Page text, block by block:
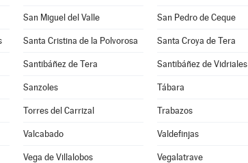
San Miguel del Valle San Pedro de Ceque
Santa Cristina de la Polvorosa Santa Croya de Tera
Santibáñez de Tera Santibáñez de Vidriales
Sanzoles Tábara
Torres del Carrizal Trabazos
Valcabado Valdefinjas
Vega de Villalobos Vegalatrave